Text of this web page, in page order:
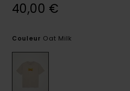
40,00 €
Couleur Oat Milk